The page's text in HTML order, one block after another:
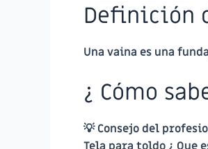
Definición
Una vaina es una
¿ Cómo
💡 Consejo del